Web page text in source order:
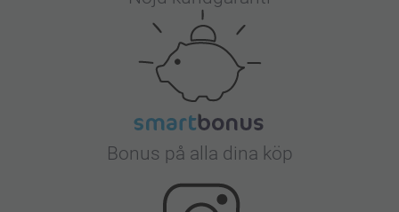
Bonus på alla dina köp